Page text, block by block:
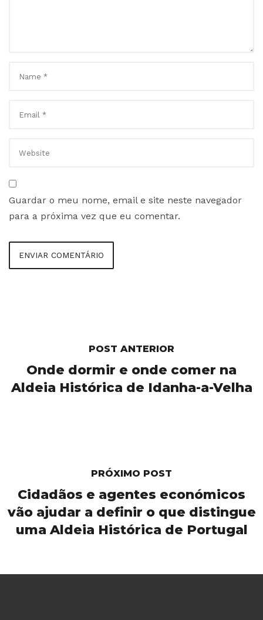
Guardar o meu nome, email e site neste navegador
para a próxima vez que eu comentar.
POST ANTERIOR
Onde dormir e onde comer na
Aldeia Histórica de Idanha-a-Velha
PRÓXIMO POST
Cidadãos e agentes económicos
vão ajudar a definir o que distingue
uma Aldeia Histórica de Portugal